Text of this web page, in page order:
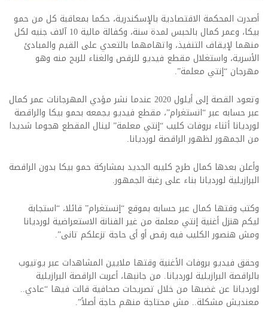
أصدرت المحكمة الاقتصادية بالإسكندرية، حكما بمعاقبة كل من حمو
بيكا، وعمر كمال بالحبس لمدة سنة، وكفالة مالية 10 آلاف جنيه لكل
منهما لإيقاف التنفيذ، واتهامهما بالتعدي على القيم والمبادئ
الأسرية، واستغلال مقطع فيديو للرقص والغناء للربح منه وهو
مهرجان “إنتي معلمة”.
وتعود القصة إلى أيلول 2020 عندما نشر مؤدي المهرجانات عمر كمال
عبر حسابه عبر “انستغرام”، مقطع فيديو يجمعه بحمو بيكا والراقصة
لورديانا أثناء بروفات كليب “إنتي معلمة” لينال المقطع هجوما شديدا
من الجمهور لظهور الراقصة لورديانا.
وأعلن بعدها كمال طرح كليبه الجديد بمشاركة حمو بيكا بدون الراقصة
البرازيلية لورديانا بناء على رغبة الجمهور.
وكتب وقتها كمال عبر حسابه بموقع “إنستغرام” قائلا، “استجابة
ليكم هنزل أغنية إنتي معلمة من غير الفنانة الاستعراضية لورديانا
ومش هنصور الكليب فيه رقص أو أى حاجة تزعلكم تانى”.
وحقق فيديو بروفات الأغنية وقتها ملايين المشاهدات عبر يوتيوب
بالراقصة البرازيلية لورديانا. من جانبها، أعربت الراقصة البرازيلية
لورديانا عن غضبها من خلال تصريحات صحافية قالت فيها “عادي..
معنديش مشكلة.. مش محتاجة منهم حاجة أصلاً”.